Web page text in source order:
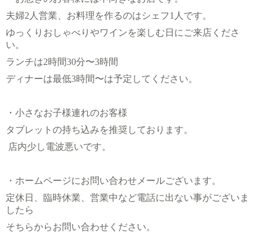
夫婦2人営業、お料理を作るのはシェフ1人です。
ゆっくりおしゃべりやワインを楽しむ日にご来店くださ
い。
ランチは2時間30分〜3時間
ディナーは最低3時間〜は予定してください。
・小さなお子様連れのお客様
タブレットの持ち込みを推奨しております。
店内少し電波悪いです。
・ホームページにお問い合わせメールございます。
定休日、臨時休業、営業中など電話に出ない事がございま
したら
そちらからお問い合わせください。